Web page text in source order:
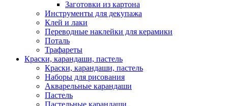
Заготовки из картона
Инструменты для декупажа
Клей и лаки
Переводные наклейки для керамики
Поталь
Трафареты
Краски, карандаши, пастель
Краски, карандаши, пастель
Наборы для рисования
Акварельные карандаши
Пастель
Пастельные карандаши